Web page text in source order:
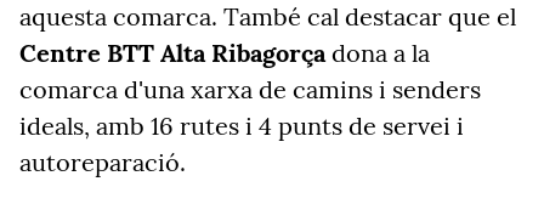
aquesta comarca. També cal destacar que el
Centre BTT Alta Ribagorçadona a la
comarca d'una xarxa de camins i senders
ideals, amb 16 rutes i 4 punts de servei i
autoreparació.